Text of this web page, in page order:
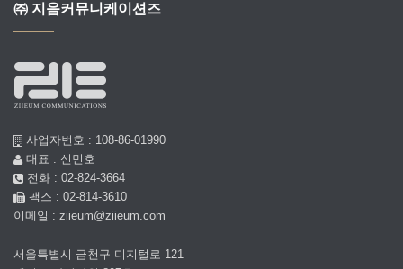
㈜ 지음커뮤니케이션즈
사업자번호 : 108-86-01990
대표 : 신민호
전화 : 02-824-3664
팩스 : 02-814-3610
이메일 : ziieum@ziieum.com
서울특별시 금천구 디지털로 121